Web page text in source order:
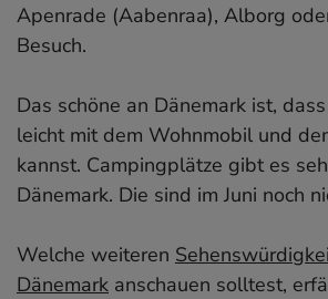
Apenrade (Aabenraa), Alborg
Besuch.
Das schöne an Dänemark ist,
leicht mit dem Wohnmobil und
kannst. Campingplätze gibt es
Dänemark. Die sind im Juni noch
Welche weiteren
Dänemark anschauen solltest,